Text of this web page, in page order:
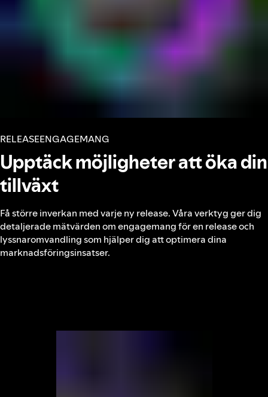
RELEASEENGAGEMANG
Upptäck möjligheter att öka din
tillväxt
Få större inverkan med varje ny release. Våra verktyg ger dig
detaljerade mätvärden om engagemang för en release och
lyssnaromvandling som hjälper dig att optimera dina
marknadsföringsinsatser.